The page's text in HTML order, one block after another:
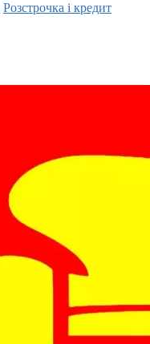
Розстрочка і кредит